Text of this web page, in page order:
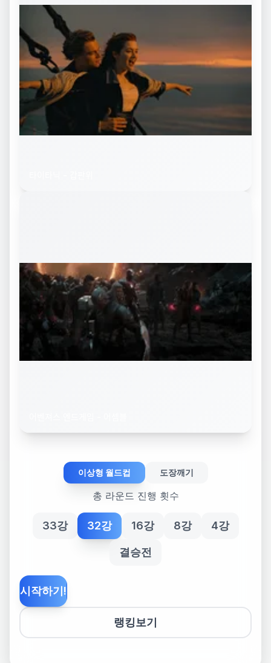
이상형 월드컵 도장깨기
총 라운드 진행 횟수
33강 32강 16강 8강 4강
결승전
랭킹보기
시작하기!